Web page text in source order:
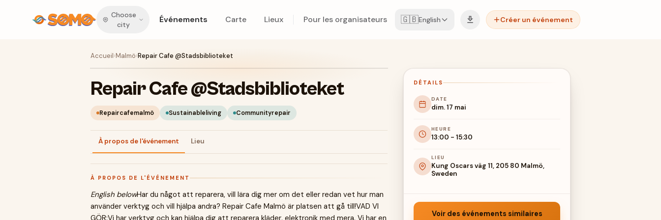
Choose
city
Événements Carte Lieux Pour les organisateurs 🇬🇧English Créer un événement
Accueil›Malmö›Repair Cafe @Stadsbiblioteket
Repair Cafe @Stadsbiblioteket
Repaircafemalmö Sustainableliving Communityrepair
À propos de l'événement Lieu
À PROPOS DE L'ÉVÉNEMENT
English belowHar du något att reparera, vill lära dig mer om det eller redan vet hur man
använder verktyg och vill hjälpa andra? Repair Cafe Malmö är platsen att gå till!VAD VI
GÖR:Vi har verktyg och kan hjälpa dig att reparera kläder, elektronik med mera. Vi har en
DÉTAILS
DATE
dim. 17 mai
HEURE
13:00 - 15:30
LIEU
Kung Oscars väg 11, 205 80 Malmö,
Sweden
Voir des événements similaires